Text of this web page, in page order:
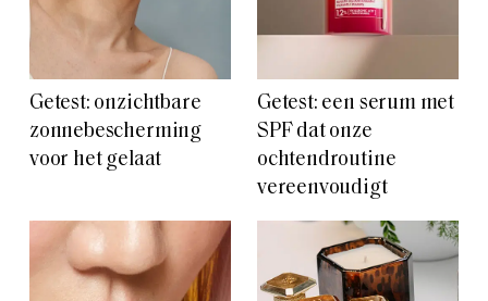
Getest: onzichtbare
zonnebescherming
voor het gelaat
Getest: een serum met
SPF dat onze
ochtendroutine
vereenvoudigt